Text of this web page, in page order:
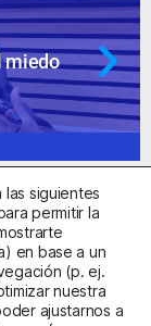
miedo
E08737002
siguientes
permitir la
en base a un
(p. ej.
nuestra
ajustarnos a